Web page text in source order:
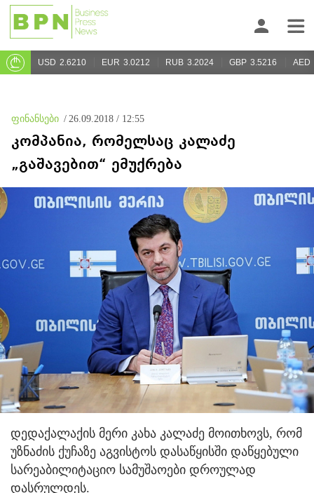
USD 2.6210 EUR 3.0212 RUB 3.2024 GBP 3.5216 AED
ფინანსები / 26.09.2018 / 12:55
კომპანია, რომელსაც კალაძე
„გაშავებით“ ემუქრება
დედაქალაქის მერი კახა კალაძე მოითხოვს, რომ
უზნაძის ქუჩაზე აგვისტოს დასაწყისში დაწყებული
სარეაბილიტაციო სამუშაოები დროულად
დასრულდეს.